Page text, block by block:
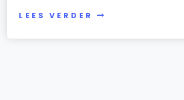
LEES VERDER